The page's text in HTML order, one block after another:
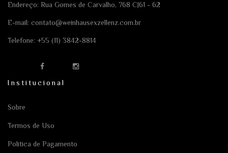
Endereço: Rua Gomes de Carvalho, 768 CJ61 - 62
E-mail: contato@weinhausexzellenz.com.br
Telefone: +55 (11) 3842-8814
Institucional
Sobre
Termos de Uso
Política de Pagamento